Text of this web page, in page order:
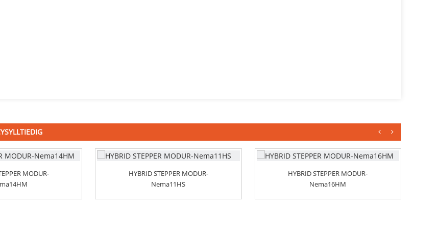
MODUR-
HYBRID STEPPER MODUR-
Nema11HS
HYBRID STEPPER MODUR-
Nema16HM